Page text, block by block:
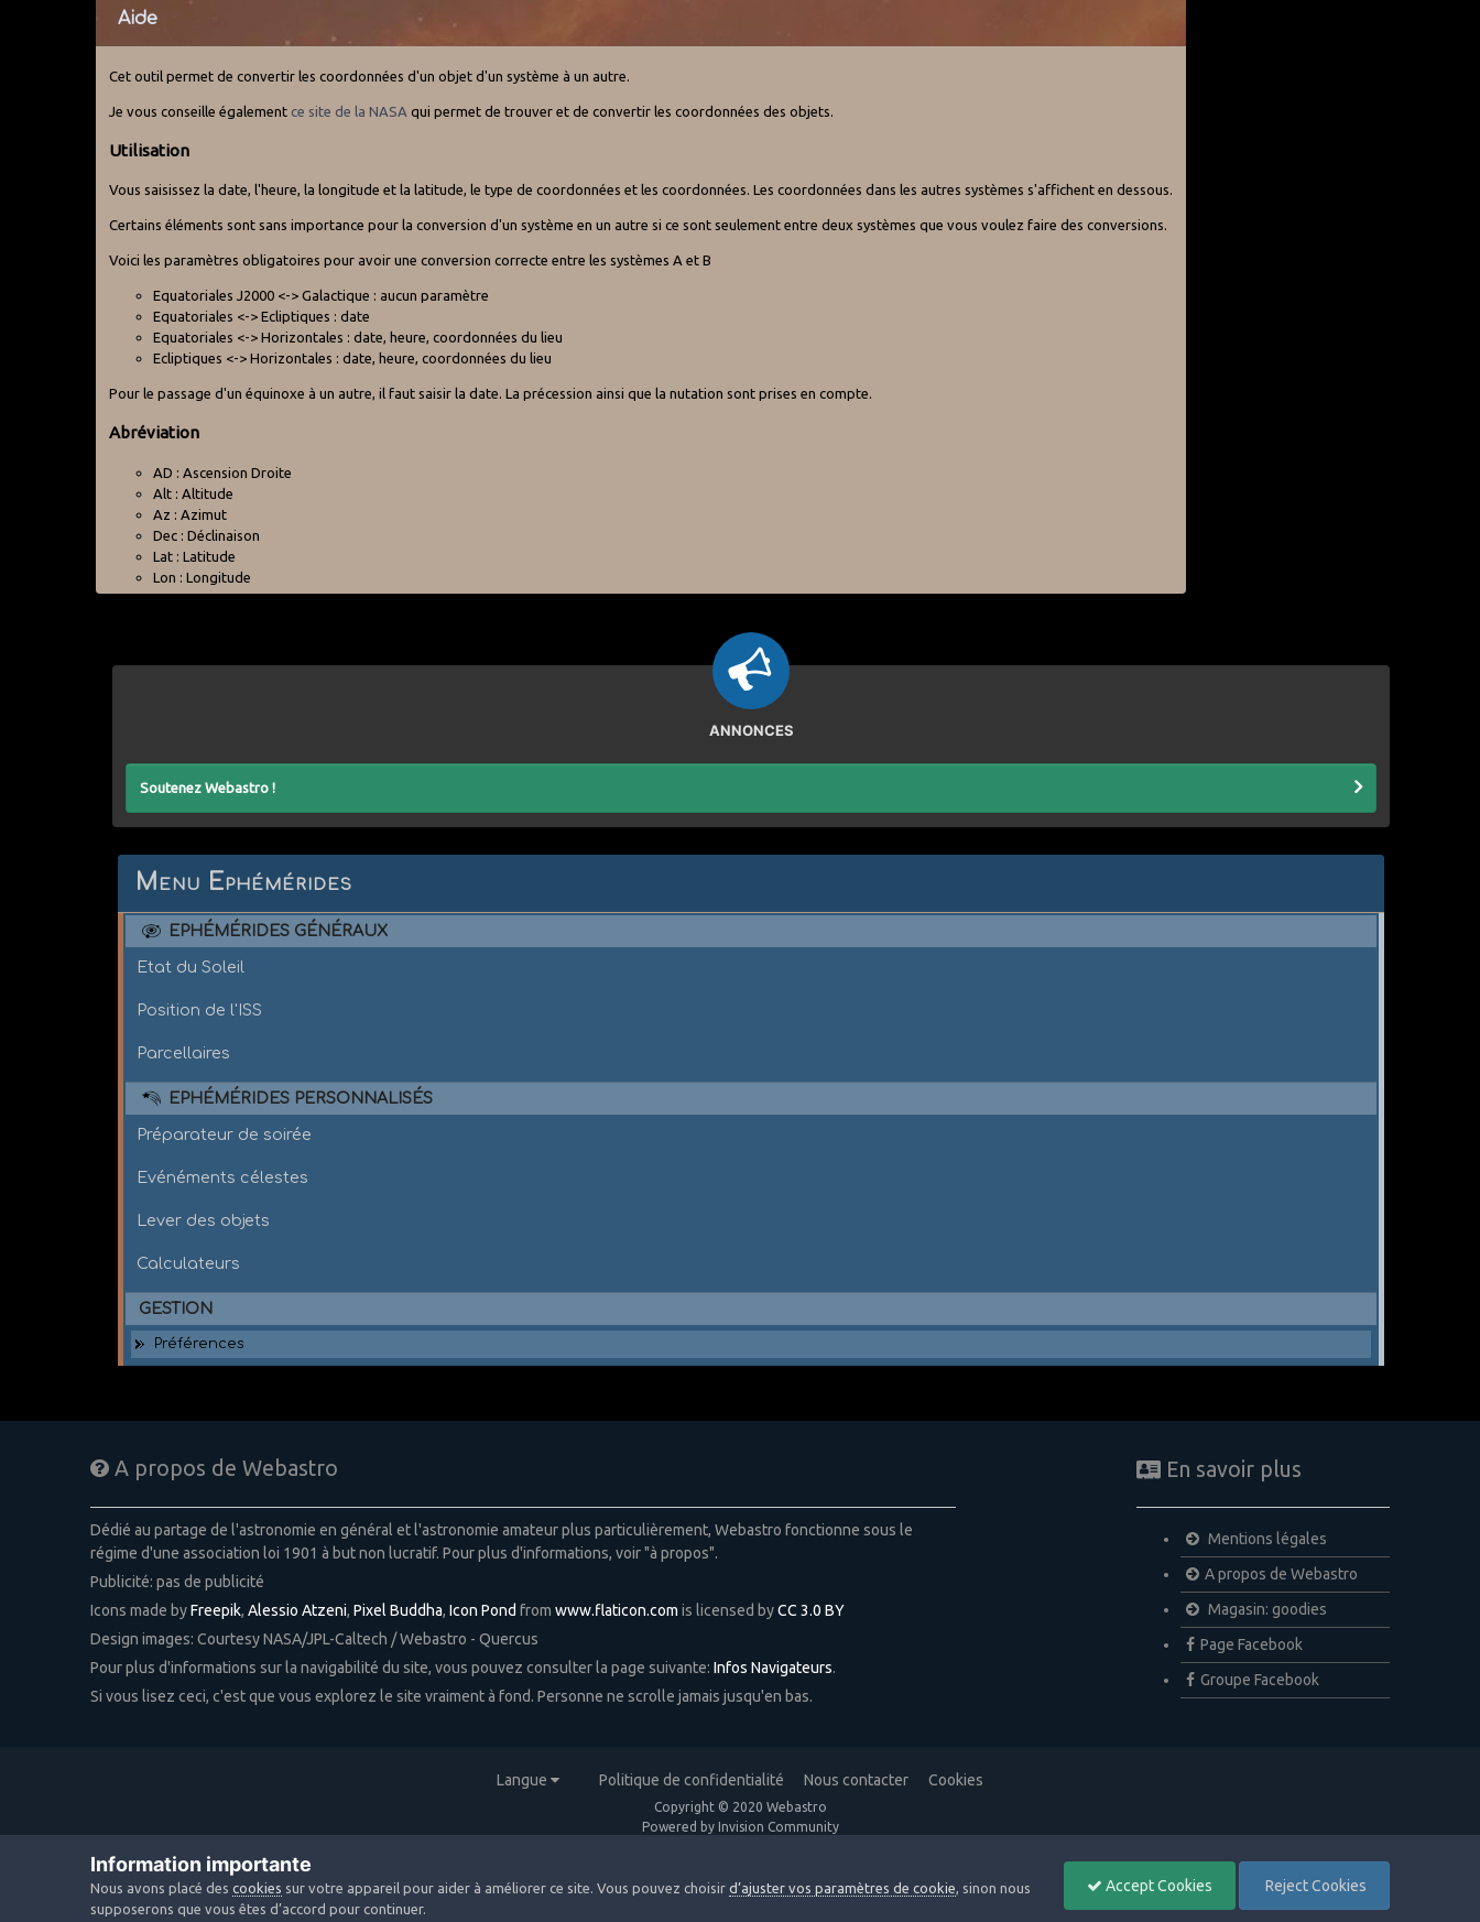
Aide
Cet outil permet de convertir les coordonnées d'un objet d'un système à un autre.
Je vous conseille également ce site de la NASA qui permet de trouver et de convertir les coordonnées des objets.
Utilisation
Vous saisissez la date, l'heure, la longitude et la latitude, le type de coordonnées et les coordonnées. Les coordonnées dans les autres systèmes s'affichent en dessous.
Certains éléments sont sans importance pour la conversion d'un système en un autre si ce sont seulement entre deux systèmes que vous voulez faire des conversions.
Voici les paramètres obligatoires pour avoir une conversion correcte entre les systèmes A et B
Equatoriales J2000 <-> Galactique : aucun paramètre
Equatoriales <-> Ecliptiques : date
Equatoriales <-> Horizontales : date, heure, coordonnées du lieu
Ecliptiques <-> Horizontales : date, heure, coordonnées du lieu
Pour le passage d'un équinoxe à un autre, il faut saisir la date. La précession ainsi que la nutation sont prises en compte.
Abréviation
AD : Ascension Droite
Alt : Altitude
Az : Azimut
Dec : Déclinaison
Lat : Latitude
Lon : Longitude
ANNONCES
Soutenez Webastro !
Menu Ephémérides
EPHÉMÉRIDES GÉNÉRAUX
Etat du Soleil
Position de l'ISS
Parcellaires
EPHÉMÉRIDES PERSONNALISÉS
Préparateur de soirée
Evénéments célestes
Lever des objets
Calculateurs
GESTION
Préférences
A propos de Webastro
Dédié au partage de l'astronomie en général et l'astronomie amateur plus particulièrement, Webastro fonctionne sous le
régime d'une association loi 1901 à but non lucratif. Pour plus d'informations, voir "à propos".
Publicité: pas de publicité
Icons made byFreepik, Alessio Atzeni, Pixel Buddha, Icon Pond from www.flaticon.com is licensed byCC 3.0 BY
Design images: Courtesy NASA/JPL-Caltech / Webastro - Quercus
Pour plus d'informations sur la navigabilité du site, vous pouvez consulter la page suivante: Infos Navigateurs.
Si vous lisez ceci, c'est que vous explorez le site vraiment à fond. Personne ne scrolle jamais jusqu'en bas.
En savoir plus
Mentions légales
A propos de Webastro
Magasin: goodies
Page Facebook
Groupe Facebook
Langue Politique de confidentialité Nous contacter Cookies
Copyright © 2020 Webastro
Powered by Invision Community
Information importante
Nous avons placé descookies sur votre appareil pour aider à améliorer ce site. Vous pouvez choisird’ajuster vos paramètres de cookie, sinon nous
supposerons que vous êtes d’accord pour continuer.
Accept Cookies Reject Cookies